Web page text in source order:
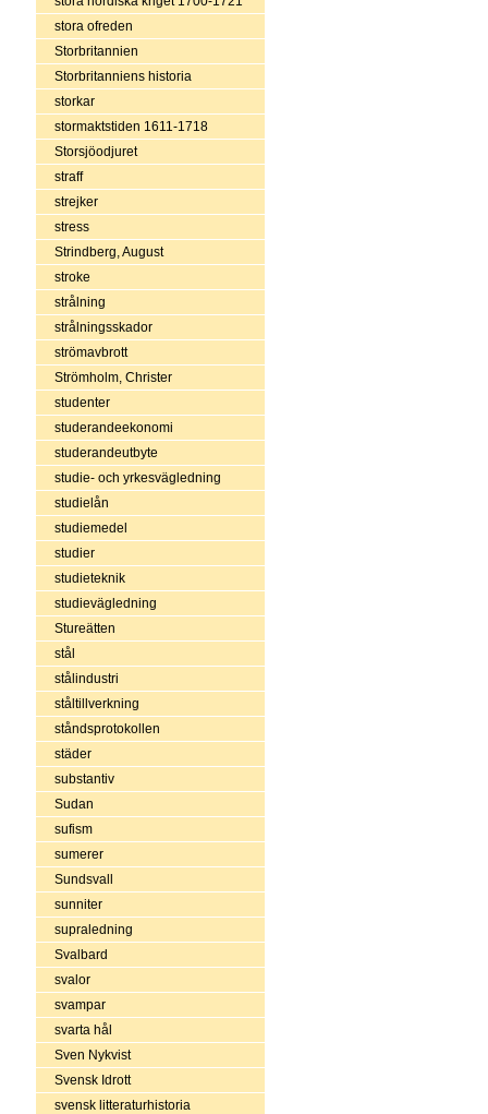
stora ofreden
Storbritannien
Storbritanniens historia
storkar
stormaktstiden 1611-1718
Storsjöodjuret
straff
strejker
stress
Strindberg, August
stroke
strålning
strålningsskador
strömavbrott
Strömholm, Christer
studenter
studerandeekonomi
studerandeutbyte
studie- och yrkesvägledning
studielån
studiemedel
studier
studieteknik
studievägledning
Stureätten
stål
stålindustri
ståltillverkning
ståndsprotokollen
städer
substantiv
Sudan
sufism
sumerer
Sundsvall
sunniter
supraledning
Svalbard
svalor
svampar
svarta hål
Sven Nykvist
Svensk Idrott
svensk litteraturhistoria